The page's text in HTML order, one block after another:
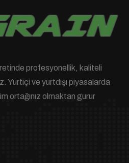
profesyonellik, kaliteli
Yurtiçi ve yurtdışı piyasalarda
ortağınız olmaktan gurur